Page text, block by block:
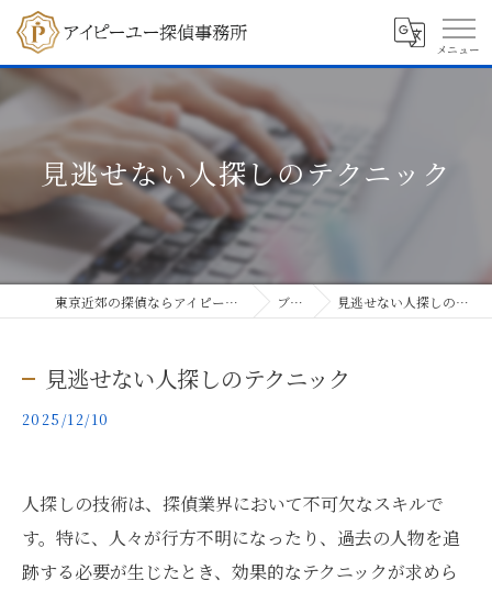
見逃せない人探しのテクニック
東京近郊の探偵ならアイピーユー探偵事務所 ブログ 見逃せない人探しのテクニック
見逃せない人探しのテクニック
2025/12/10
人探しの技術は、探偵業界において不可欠なスキルで
す。特に、人々が行方不明になったり、過去の人物を追
跡する必要が生じたとき、効果的なテクニックが求めら